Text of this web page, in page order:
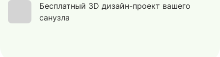
Бесплатный 3D дизайн-проект вашего
санузла